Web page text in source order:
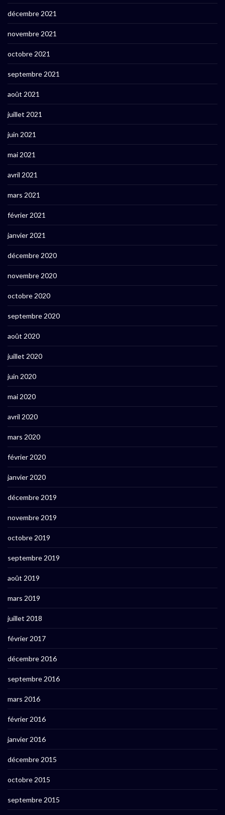
décembre 2021
novembre 2021
octobre 2021
septembre 2021
août 2021
juillet 2021
juin 2021
mai 2021
avril 2021
mars 2021
février 2021
janvier 2021
décembre 2020
novembre 2020
octobre 2020
septembre 2020
août 2020
juillet 2020
juin 2020
mai 2020
avril 2020
mars 2020
février 2020
janvier 2020
décembre 2019
novembre 2019
octobre 2019
septembre 2019
août 2019
mars 2019
juillet 2018
février 2017
décembre 2016
septembre 2016
mars 2016
février 2016
janvier 2016
décembre 2015
octobre 2015
septembre 2015